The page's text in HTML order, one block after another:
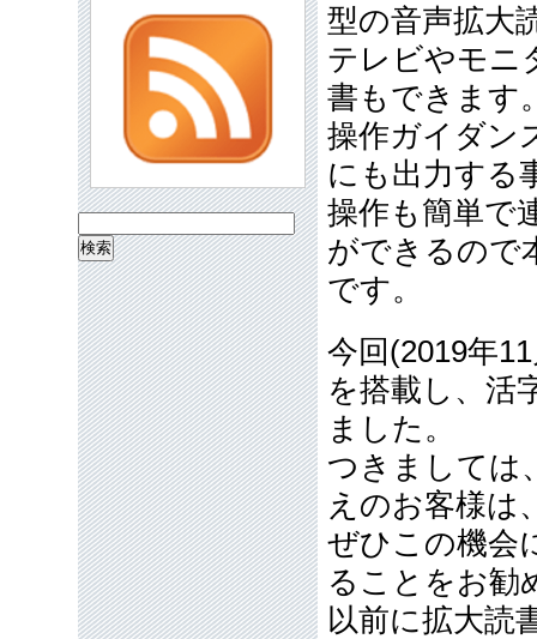
型の音声拡大
テレビやモニ
書もできます
操作ガイダン
にも出力する
操作も簡単で
ができるので
です。
今回(2019年
を搭載し、活
ました。
つきましては
えのお客様は
ぜひこの機会
ることをお勧
以前に拡大読
索: